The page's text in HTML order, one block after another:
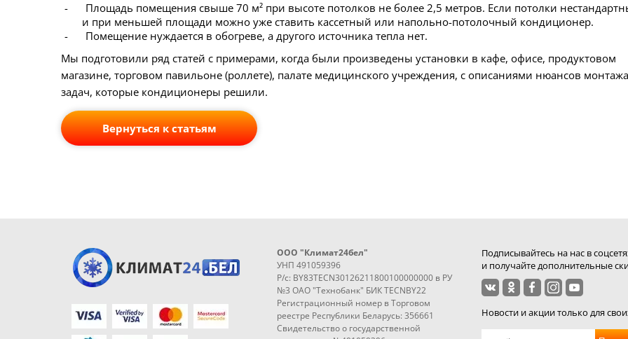
Площадь помещения свыше 70 м² при высоте потолков не более 2,5 метров. Если потолки
и при меньшей площади можно уже ставить кассетный или напольно-потолочный кондиционер.
Помещение нуждается в обогреве, а другого источника тепла нет.
Мы подготовили ряд статей с примерами, когда были произведены установки в кафе, офисе, продуктовом
магазине, торговом павильоне (роллете), палате медицинского учреждения, с описаниями нюансов
задач, которые кондиционеры решили.
Вернуться к статьям
ООО "Климат24бел"
УНП 491059396
Р/с: BY83TECN30126211800100000000 в РУ
№3 ОАО "Технобанк" БИК TECNBY22
Регистрационный номер в Торговом
реестре Республики Беларусь: 356661
Свидетельство о государственной
Подписывайтесь на нас в
и получайте дополнительные
Новости и акции только для